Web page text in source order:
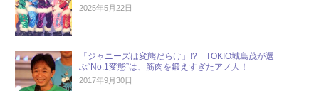
2025年5月22日
「ジャニーズは変態だらけ」!? TOKIO城島茂が選
ぶ“No.1変態”は、筋肉を鍛えすぎたアノ人！
2017年9月30日